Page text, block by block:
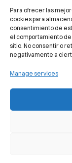
Para ofrecer las
cookies para
consentimiento de
el comportamiento
sitio. No consentir o
negativamente a
Manage services